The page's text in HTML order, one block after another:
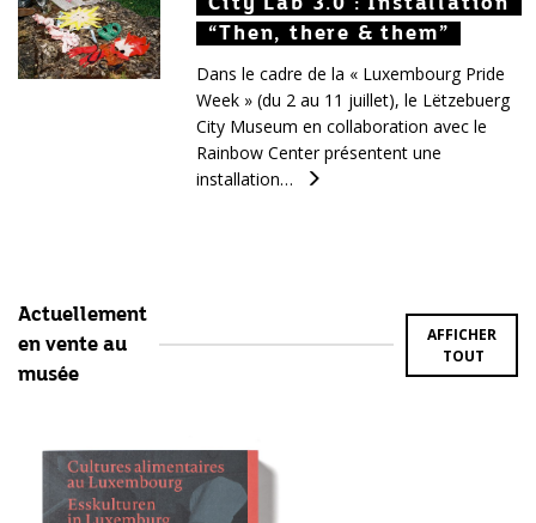
“Then, there & them”
“Then, there & them”
“Then, there & them”
Dans le cadre de la « Luxembourg Pride
Week » (du 2 au 11 juillet), le Lëtzebuerg
City Museum en collaboration avec le
Rainbow Center présentent une
installation…
Actuellement
en vente au
musée
AFFICHER
TOUT